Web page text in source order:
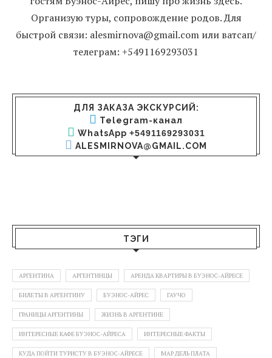
Организую туры, сопровождение родов. Для
быстрой связи: alesmirnova@gmail.com или ватсап/
телеграм: +5491169293031
ДЛЯ ЗАКАЗА ЭКСКУРСИЙ:
Telegram-канал
WhatsApp +5491169293031
ALESMIRNOVA@GMAIL.COM
ТЭГИ
АРГЕНТИНА АРГЕНТИНЦЫ АРЕНДА КВАРТИРЫ В БУЭНОС-АЙРЕСЕ
БИЛЕТЫ В АРГЕНТИНУ БУЭНОС-АЙРЕС ГАУЧО
ГРАНИЦЫ АРГЕНТИНЫ ЖИЗНЬ В АРГЕНТИНЕ
ИНТЕРЕСНЫЕ КАФЕ БУЭНОС-АЙРЕСА ИНТЕРЕСНЫЕ ФАКТЫ
КУДА ПОЙТИ ТУРИСТУ В БУЭНОС-АЙРЕСЕ МАР ДЕЛЬ ПЛАТА